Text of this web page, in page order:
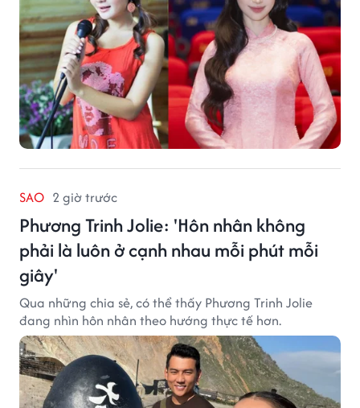
SAO 2 giờ trước
Phương Trinh Jolie: 'Hôn nhân không
phải là luôn ở cạnh nhau mỗi phút mỗi
giây'
Qua những chia sẻ, có thể thấy Phương Trinh Jolie
đang nhìn hôn nhân theo hướng thực tế hơn.